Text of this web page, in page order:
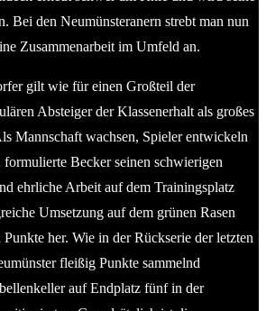
Bei den Neumünsteranern strebt man nun
Zusammenarbeit im Umfeld an.
gilt wie für einen Großteil der
Absteiger der Klassenerhalt als großes
Mannschaft wachsen, Spieler entwickeln
formulierte Becker seinen schwierigen
ehrliche Arbeit auf dem Trainingsplatz
Umsetzung auf dem grünen Rasen
her. Wie in der Rückserie der letzten
fleißig Punkte sammelnd
auf Endplatz fünf in der